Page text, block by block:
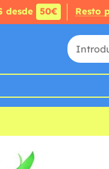
desde 50€ Resto